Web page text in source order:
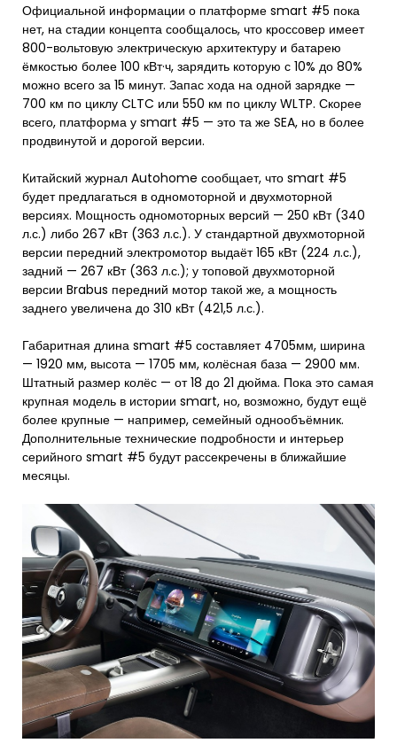
Официальной информации о платформе smart #5 пока
нет, на стадии концепта сообщалось, что кроссовер имеет
800-вольтовую электрическую архитектуру и батарею
ёмкостью более 100 кВт·ч, зарядить которую с 10% до 80%
можно всего за 15 минут. Запас хода на одной зарядке —
700 км по циклу CLTC или 550 км по циклу WLTP. Скорее
всего, платформа у smart #5 — это та же SEA, но в более
продвинутой и дорогой версии.
Китайский журнал Autohome сообщает, что smart #5
будет предлагаться в одномоторной и двухмоторной
версиях. Мощность одномоторных версий — 250 кВт (340
л.с.) либо 267 кВт (363 л.с.). У стандартной двухмоторной
версии передний электромотор выдаёт 165 кВт (224 л.с.),
задний — 267 кВт (363 л.с.); у топовой двухмоторной
версии Brabus передний мотор такой же, а мощность
заднего увеличена до 310 кВт (421,5 л.с.).
Габаритная длина smart #5 составляет 4705мм, ширина
— 1920 мм, высота — 1705 мм, колёсная база — 2900 мм.
Штатный размер колёс — от 18 до 21 дюйма. Пока это самая
крупная модель в истории smart, но, возможно, будут ещё
более крупные — например, семейный однообъёмник.
Дополнительные технические подробности и интерьер
серийного smart #5 будут рассекречены в ближайшие
месяцы.